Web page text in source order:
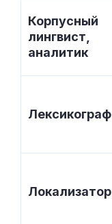
Корпусный
лингвист,
аналитик
Лексикограф
Локализатор